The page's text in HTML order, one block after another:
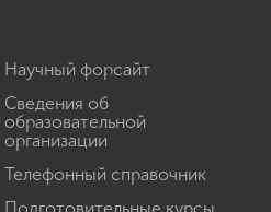
Научный форсайт
Сведения об
образовательной
организации
Телефонный справочник